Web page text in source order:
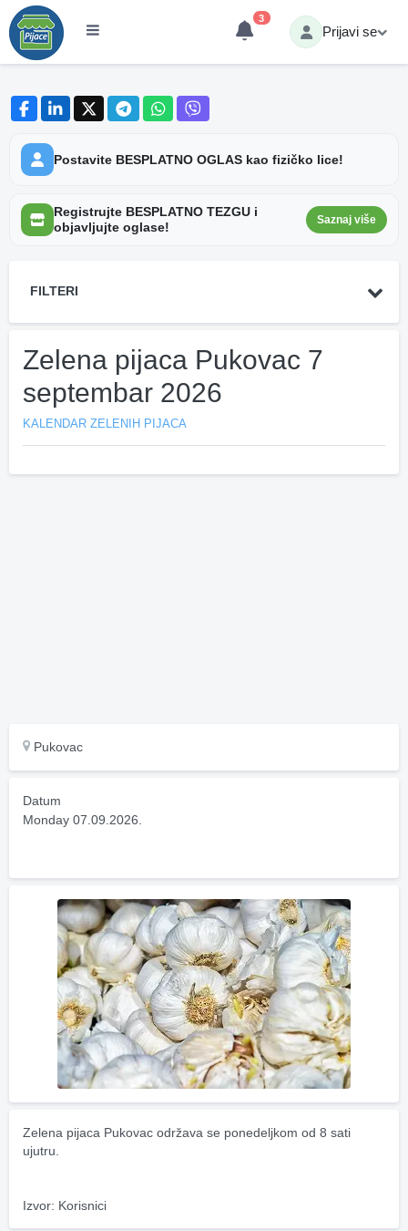
3
Prijavi se
Postavite BESPLATNO OGLAS kao fizičko lice!
Registrujte BESPLATNO TEZGU i
objavljujte oglase!
Saznaj više
FILTERI
Zelena pijaca Pukovac 7
septembar 2026
KALENDAR ZELENIH PIJACA
Pukovac
Datum
Monday 07.09.2026.
Zelena pijaca Pukovac održava se ponedeljkom od 8 sati
ujutru.
Izvor: Korisnici